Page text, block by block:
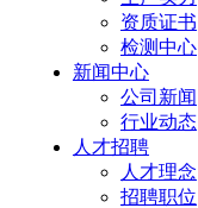
资质证书
检测中心
新闻中心
公司新闻
行业动态
人才招聘
人才理念
招聘职位